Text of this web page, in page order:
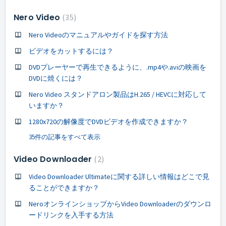
Nero Video 35
Nero Videoのマニュアルやガイドを探す方法
ビデオをカットするには？
DVDプレーヤーで再生できるように、.mp4や.aviの映画を
DVDに焼くには？
Nero Video スタンドアロン製品はH.265 / HEVCに対応して
いますか？
1280x720の解像度でDVDビデオを作成できますか？
35件の記事をすべて表示
Video Downloader 2
Video Downloader Ultimateに関する詳しい情報はどこで見
ることができますか？
NeroオンラインショップからVideo Downloaderのダウンロ
ードリンクを入手する方法